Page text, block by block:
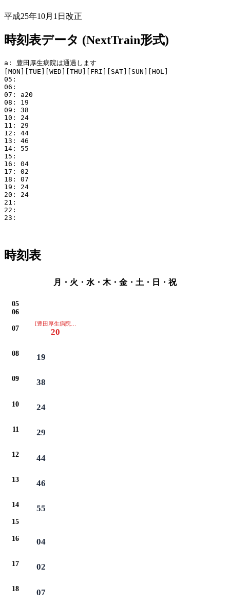
平成25年10月1日改正
時刻表データ (NextTrain形式)
a: 豊田厚生病院は通過します
[MON][TUE][WED][THU][FRI][SAT][SUN][HOL]
05:
06:
07: a20
08: 19
09: 38
10: 24
11: 29
12: 44
13: 46
14: 55
15:
16: 04
17: 02
18: 07
19: 24
20: 24
21:
22:
23:
時刻表
月・火・水・木・金・土・日・祝
05
06
07
[豊田厚生病院は通過します]
20
08 19
09 38
10 24
11 29
12 44
13 46
14 55
15
16 04
17 02
18 07